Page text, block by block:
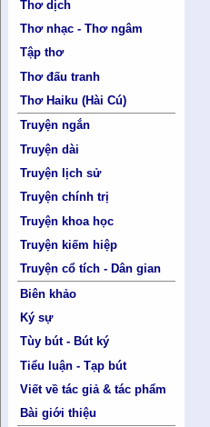
Thơ dịch
Thơ nhạc - Thơ ngâm
Tập thơ
Thơ đấu tranh
Thơ Haiku (Hài Cú)
Truyện ngắn
Truyện dài
Truyện lịch sử
Truyện chính trị
Truyện khoa học
Truyện kiếm hiệp
Truyện cổ tích - Dân gian
Biên khảo
Ký sự
Tùy bút - Bút ký
Tiểu luận - Tạp bút
Viết về tác giả & tác phẩm
Bài giới thiệu